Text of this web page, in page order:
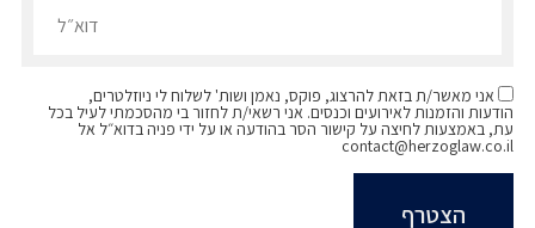
אני מאשר/ת בזאת להרצוג, פוקס, נאמן ושות' לשלוח לי ניוזלטרים,
הודעות והזמנות לאירועים וכנסים. אני רשאי/ת לחזור בי מהסכמתי לעיל בכל
עת, באמצעות לחיצה על קישור הסר בהודעה או על ידי פניה בדוא״ל אל
contact@herzoglaw.co.il